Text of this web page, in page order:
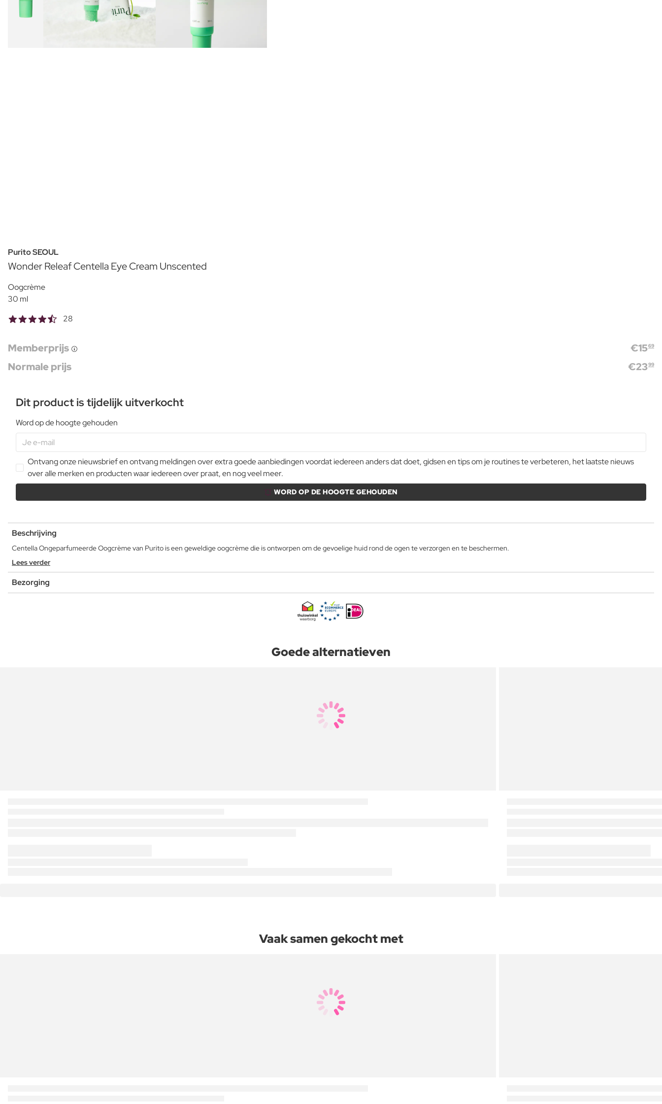
Purito SEOUL
Wonder Releaf Centella Eye Cream Unscented
Oogcrème
30 ml
28
Memberprijs €1569
Normale prijs €2399
Dit product is tijdelijk uitverkocht
Word op de hoogte gehouden
Ontvang onze nieuwsbrief en ontvang meldingen over extra goede aanbiedingen voordat iedereen anders dat doet, gidsen en tips om je routines te verbeteren, het laatste nieuws
over alle merken en producten waar iedereen over praat, en nog veel meer.
WORD OP DE HOOGTE GEHOUDEN
Beschrijving
Centella Ongeparfumeerde Oogcrème van Purito is een geweldige oogcrème die is ontworpen om de gevoelige huid rond de ogen te verzorgen en te beschermen.
Lees verder
Bezorging
Goede alternatieven
Vaak samen gekocht met